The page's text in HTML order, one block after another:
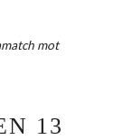
mot
13